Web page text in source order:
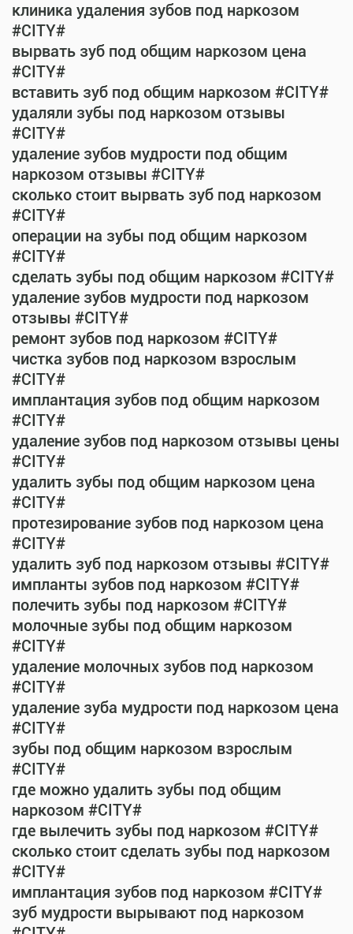
клиника удаления зубов под наркозом
#CITY#
вырвать зуб под общим наркозом цена
#CITY#
вставить зуб под общим наркозом #CITY#
удаляли зубы под наркозом отзывы
#CITY#
удаление зубов мудрости под общим
наркозом отзывы #CITY#
сколько стоит вырвать зуб под наркозом
#CITY#
операции на зубы под общим наркозом
#CITY#
сделать зубы под общим наркозом #CITY#
удаление зубов мудрости под наркозом
отзывы #CITY#
ремонт зубов под наркозом #CITY#
чистка зубов под наркозом взрослым
#CITY#
имплантация зубов под общим наркозом
#CITY#
удаление зубов под наркозом отзывы цены
#CITY#
удалить зубы под общим наркозом цена
#CITY#
протезирование зубов под наркозом цена
#CITY#
удалить зуб под наркозом отзывы #CITY#
импланты зубов под наркозом #CITY#
полечить зубы под наркозом #CITY#
молочные зубы под общим наркозом
#CITY#
удаление молочных зубов под наркозом
#CITY#
удаление зуба мудрости под наркозом цена
#CITY#
зубы под общим наркозом взрослым
#CITY#
где можно удалить зубы под общим
наркозом #CITY#
где вылечить зубы под наркозом #CITY#
сколько стоит сделать зубы под наркозом
#CITY#
имплантация зубов под наркозом #CITY#
зуб мудрости вырывают под наркозом